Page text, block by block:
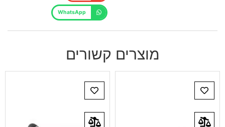
WhatsApp
מוצרים קשורים